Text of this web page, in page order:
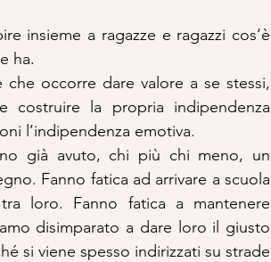
insieme a ragazze e ragazzi cos’è
ha.
occorre dare valore a se stessi,
costruire la propria indipendenza
l’indipendenza emotiva.
già avuto, chi più chi meno, un
Fanno fatica ad arrivare a scuola
loro. Fanno fatica a mantenere
disimparato a dare loro il giusto
si viene spesso indirizzati su strade